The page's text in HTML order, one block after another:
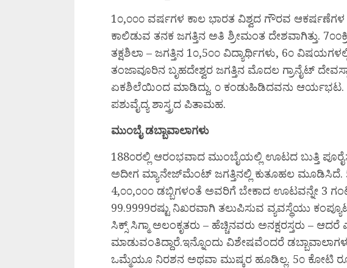
1೦,೦೦೦ ವರ್ಷಗಳ ಕಾಲ ಭಾರತ ವಿಶ್ವದ ಗೌರವ ಆಕರ್ಷಣೆಗಳ
ಕಾಲಿಡುವ ತನಕ ಜಗತ್ತಿನ ಅತಿ ಶ್ರೀಮಂತ ದೇಶವಾಗಿತ್ತು.
ತಕ್ಷಶಿಲಾ – ಜಗತ್ತಿನ 1೦,5೦೦ ವಿದ್ಯಾರ್ಥಿಗಳು, 6೦
ತಂಜಾವೂರಿನ ಬೃಹದೇಶ್ವರ ಜಗತ್ತಿನ ಮೊದಲ ಗ್ರಾನೈಟ್
ಏಕಶಿಲೆಯಿಂದ ಮಾಡಿದ್ದು. ೦ ಕಂಡುಹಿಡಿದವನು ಆರ್ಯಭಟ.
ಪಶುವೈದ್ಯ ಶಾಸ್ತ್ರದ ಪಿತಾಮಹ.
ಮುಂಬೈ ಡಬ್ಬಾವಾಲಾಗಳು
188೦ರಲ್ಲಿ ಆರಂಭವಾದ ಮುಂಬೈಯಲ್ಲಿ ಊಟದ ಬುತ್ತಿ
ಅದೀಗ ಮ್ಯಾನೇಜ್‌ಮೆಂಟ್ ಜಗತ್ತಿನಲ್ಲಿ ಕುತೂಹಲ ಮೂಡಿಸಿದೆ.
4,೦೦,೦೦೦ ಡಬ್ಬಿಗಳಂತೆ ಅವರಿಗೆ ಬೇಕಾದ ಊಟವನ್ನೇ 3
99.9999ರಷ್ಟು ನಿಖರವಾಗಿ ತಲುಪಿಸುವ ವ್ಯವಸ್ಥೆಯು
ಸಿಕ್ಸ್ ಸಿಗ್ಮಾ ಅಲಂಕೃತರು – ಹೆಚ್ಚಿನವರು ಅನಕ್ಷರಸ್ತರು –
ಮಾಡುವಂತಿದ್ದಾರೆ.ಇನ್ನೊಂದು ವಿಶೇಷವೆಂದರೆ
ಒಮ್ಮೆಯೂ ನಿರಶನ ಅಥವಾ ಮುಷ್ಕರ ಹೂಡಿಲ್ಲ. 5೦ ಕೋಟಿ